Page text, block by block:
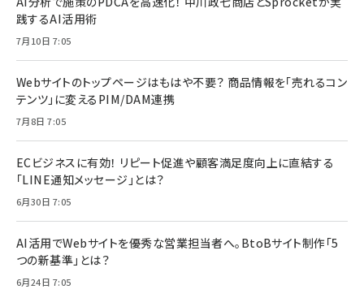
践するAI活用術
7月10日 7:05
Webサイトのトップページはもはや不要？ 商品情報を「売れるコン
テンツ」に変えるPIM/DAM連携
7月8日 7:05
ECビジネスに有効！ リピート促進や顧客満足度向上に直結する
「LINE通知メッセージ」とは？
6月30日 7:05
AI活用でWebサイトを優秀な営業担当者へ。BtoBサイト制作「5
つの新基準」とは？
6月24日 7:05